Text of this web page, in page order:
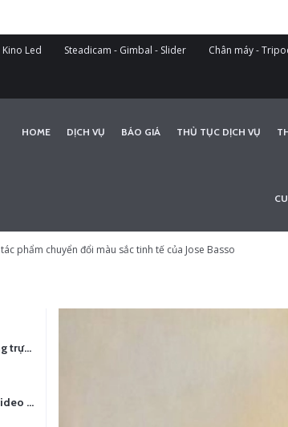
Led Steadicam - Gimbal - Slider Chân máy -
HOME DỊCH VỤ BÁO GIÁ THỦ TỤC DỊCH VỤ
phẩm chuyển đổi màu sắc tinh tế của Jose Basso
Quay & dựng bài giảng trực tuyến – Xu hướng đào tạo thời đại số
Dịch vụ viết kịch bản video – Bước quan trọng quyết định thành công nội dung